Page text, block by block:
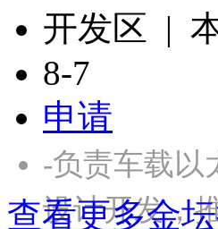
开发区 |
8-7
申请
-负责车载以
设计开发，
查看更多金